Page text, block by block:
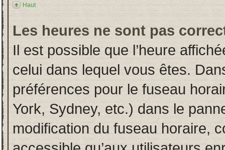
Haut
Les heures ne sont pas
Il est possible que l’heure
celui dans lequel vous êtes.
préférences pour le fuseau
York, Sydney, etc.) dans le
modification du fuseau horaire,